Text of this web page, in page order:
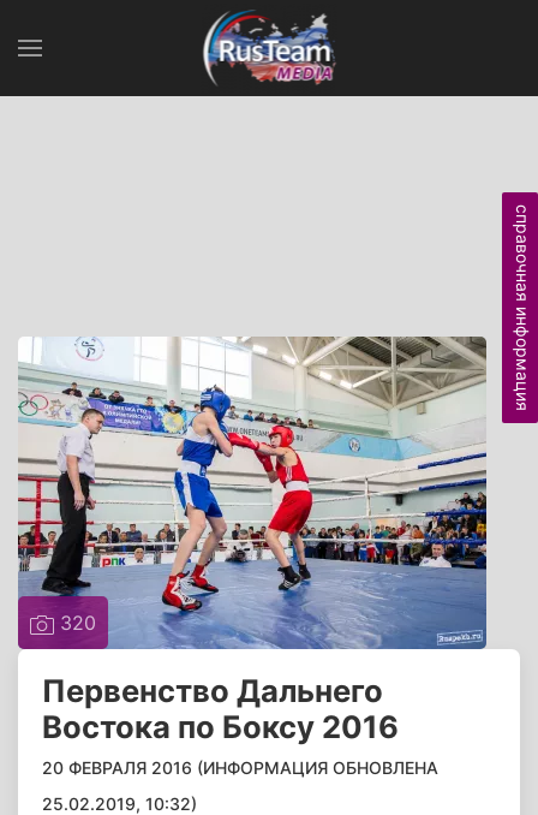
320
Первенство Дальнего
Востока по Боксу 2016
20 ФЕВРАЛЯ 2016 (ИНФОРМАЦИЯ ОБНОВЛЕНА
25.02.2019, 10:32)
справочная информация